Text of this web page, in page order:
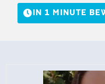
IN 1 MINUTE